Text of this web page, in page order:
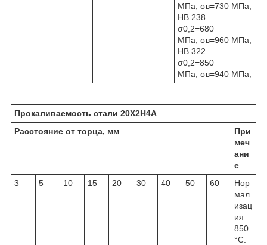
МПа σв=730 МПа,
НВ 238
σ0,2=680
МПа σв=960 МПа,
НВ 322
σ0,2=850
МПа σв=940 МПа,
Прокаливаемость стали 20Х2Н4А
Расстояние от торца, мм
При
меч
ани
е
3
5 10 15 20 30 40 50 60
Нор
мал
изац
ия
850
°С.